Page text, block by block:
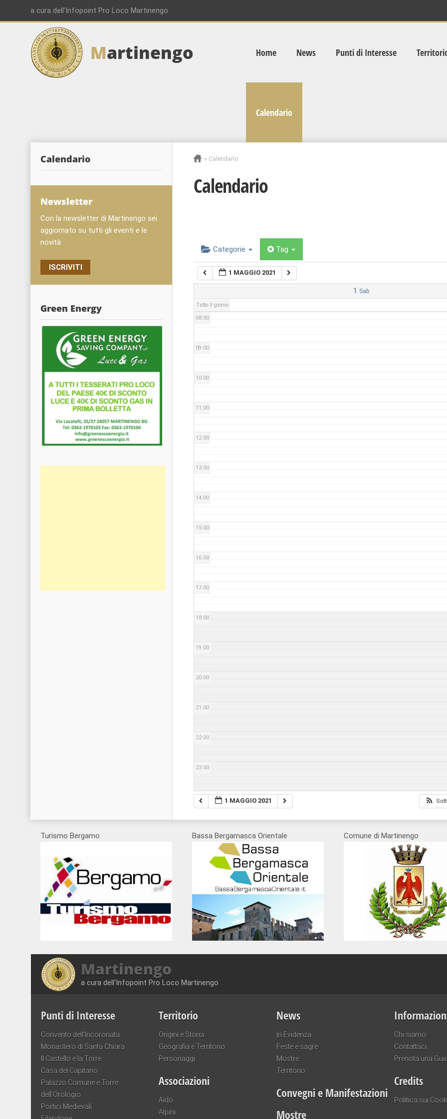
a cura dell'Infopoint Pro Loco Martinengo
Martinengo Home News Punti di Interesse
Calendario
» Calendario
Calendario
Categorie Tag
1 MAGGIO 2021
1 Sab
Tutto il giorno
08:00
09:00
10:00
11:00
12:00
13:00
14:00
15:00
16:00
17:00
18:00
19:00
20:00
21:00
22:00
23:00
1 MAGGIO 2021
Calendario
Newsletter
Con la newsletter di Martinengo sei
aggiornato su tutti gli eventi e le
novità
ISCRIVITI
Green Energy
Turismo Bergamo Bassa Bergamasca Orientale Comune di Martinengo
Martinengo
a cura dell'Infopoint Pro Loco Martinengo
Punti di Interesse
Convento dell’Incoronata
Monastero di Santa Chiara
Il Castello e la Torre
Casa del Capitano
Palazzo Comune e Torre
dell’Orologio
Portici Medievali
Territorio
Origini e Storia
Geografia e Territorio
Personaggi
Associazioni
Aido
Alpini
News
In Evidenza
Feste e sagre
Mostre
Territorio
Convegni e Manifestazioni
Mostre
Chi siamo
Contattaci
Prenota una
Credits
Politica sui